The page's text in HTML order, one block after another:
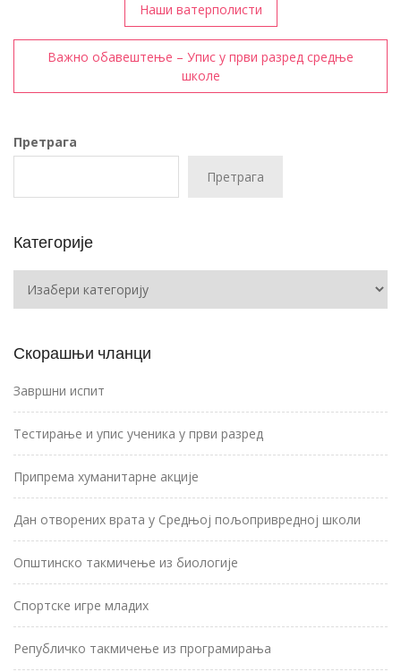
чланка
Наши ватерполисти
Важно обавештење – Упис у први разред средње
школе
Претрага
Претрага
Категорије
Скорашњи чланци
Завршни испит
Тестирање и упис ученика у први разред
Припрема хуманитарне акције
Дан отворених врата у Средњој пољопривредној школи
Општинско такмичење из биологије
Спортске игре младих
Републичко такмичење из програмирања